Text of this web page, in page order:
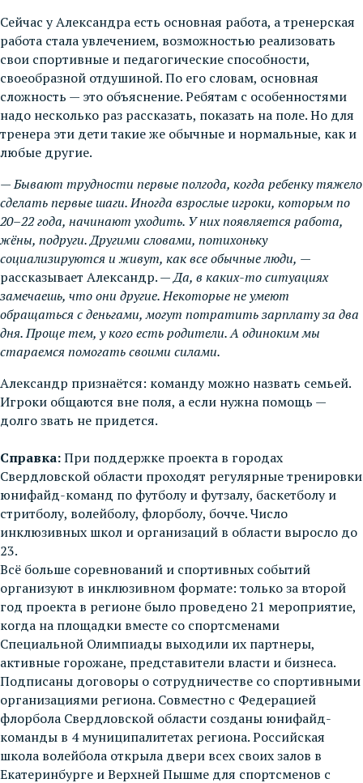
Сейчас у Александра есть основная работа, а тренерская
работа стала увлечением, возможностью реализовать
свои спортивные и педагогические способности,
своеобразной отдушиной. По его словам, основная
сложность — это объяснение. Ребятам с особенностями
надо несколько раз рассказать, показать на поле. Но для
тренера эти дети такие же обычные и нормальные, как и
любые другие.
—Бывают трудности первые полгода, когда ребенку тяжело
сделать первые шаги. Иногда взрослые игроки, которым по
20–22 года, начинают уходить. У них появляется работа,
жёны, подруги. Другими словами, потихоньку
социализируются и живут, как все обычные люди, —
рассказывает Александр. —Да, в каких-то ситуациях
замечаешь, что они другие. Некоторые не умеют
обращаться с деньгами, могут потратить зарплату за два
дня. Проще тем, у кого есть родители. А одиноким мы
стараемся помогать своими силами.
Александр признаётся: команду можно назвать семьей.
Игроки общаются вне поля, а если нужна помощь —
долго звать не придется.
Справка:При поддержке проекта в городах
Свердловской области проходят регулярные тренировки
юнифайд-команд по футболу и футзалу, баскетболу и
стритболу, волейболу, флорболу, бочче. Число
инклюзивных школ и организаций в области выросло до
23.
Всё больше соревнований и спортивных событий
организуют в инклюзивном формате: только за второй
год проекта в регионе было проведено 21 мероприятие,
когда на площадки вместе со спортсменами
Специальной Олимпиады выходили их партнеры,
активные горожане, представители власти и бизнеса.
Подписаны договоры о сотрудничестве со спортивными
организациями региона. Совместно с Федерацией
флорбола Свердловской области созданы юнифайд-
команды в 4 муниципалитетах региона. Российская
школа волейбола открыла двери всех своих залов в
Екатеринбурге и Верхней Пышме для спортсменов с